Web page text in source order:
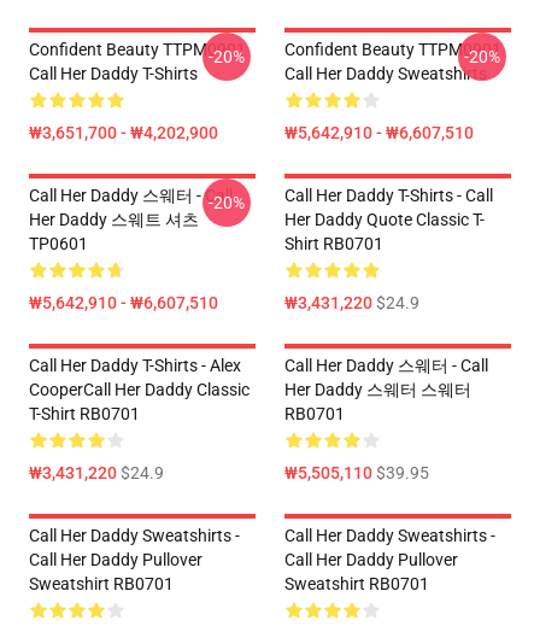
Confident Beauty TTPM0901
Call Her Daddy T-Shirts
₩3,651,700 - ₩4,202,900
-20%
Confident Beauty TTPM0901
Call Her Daddy Sweatshirts
₩5,642,910 - ₩6,607,510
-20%
Call Her Daddy 스웨터 - Call
Her Daddy 스웨트 셔츠
TP0601
₩5,642,910 - ₩6,607,510
-20%
Call Her Daddy T-Shirts - Call
Her Daddy Quote Classic T-
Shirt RB0701
₩3,431,220$24.9
Call Her Daddy T-Shirts - Alex
CooperCall Her Daddy Classic
T-Shirt RB0701
₩3,431,220$24.9
Call Her Daddy 스웨터 - Call
Her Daddy 스웨터 스웨터
RB0701
₩5,505,110$39.95
Call Her Daddy Sweatshirts -
Call Her Daddy Pullover
Sweatshirt RB0701
Call Her Daddy Sweatshirts -
Call Her Daddy Pullover
Sweatshirt RB0701